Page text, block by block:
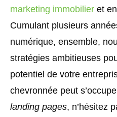
marketing immobilier et en
Cumulant plusieurs
numérique, ensemble,
stratégies ambitieuses
potentiel de votre
chevronnée peut
landing pages, n’hésitez